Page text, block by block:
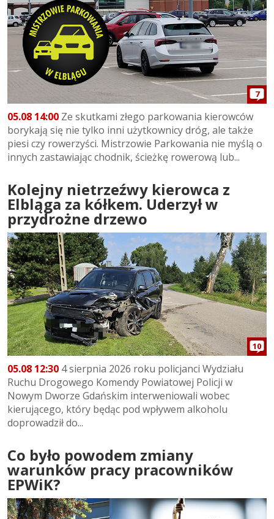
7
05.08 14:00 Ze skutkami złego parkowania kierowców
borykają się nie tylko inni użytkownicy dróg, ale także
piesi czy rowerzyści. Mistrzowie Parkowania nie myślą o
innych zastawiając chodnik, ścieżkę rowerową lub...
Kolejny nietrzeźwy kierowca z
Elbląga za kółkem. Uderzył w
przydrożne drzewo
10
05.08 12:30 4 sierpnia 2026 roku policjanci Wydziału
Ruchu Drogowego Komendy Powiatowej Policji w
Nowym Dworze Gdańskim interweniowali wobec
kierującego, który będąc pod wpływem alkoholu
doprowadził do...
Co było powodem zmiany
warunków pracy pracowników
EPWiK?